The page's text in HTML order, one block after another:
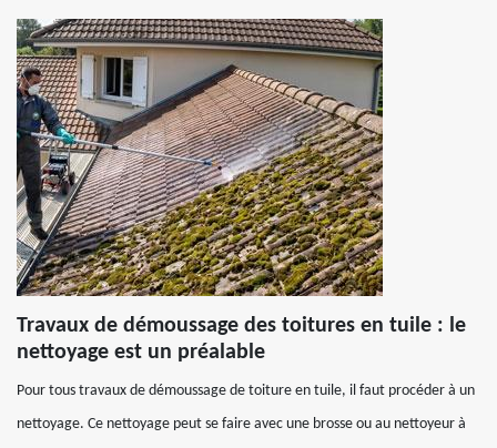
Travaux de démoussage des toitures en tuile : le
nettoyage est un préalable
Pour tous travaux de démoussage de toiture en tuile, il faut procéder à un
nettoyage. Ce nettoyage peut se faire avec une brosse ou au nettoyeur à